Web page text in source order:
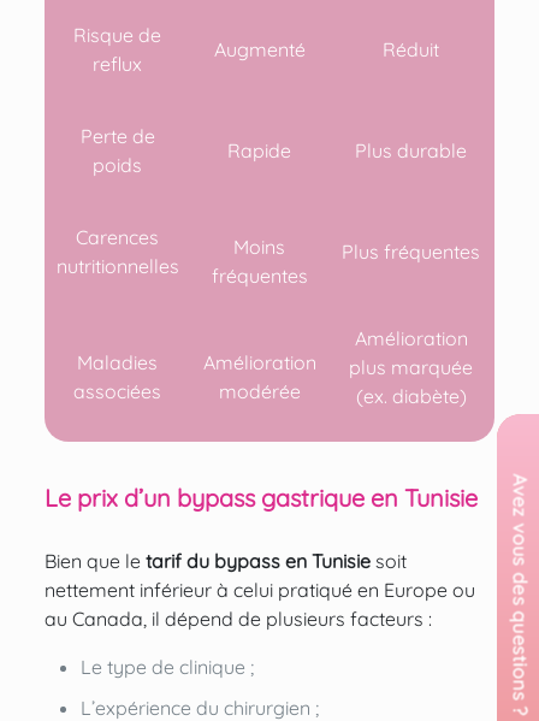
Risque de
reflux
Augmenté Réduit
Perte de
poids
Rapide Plus durable
Carences
nutritionnelles
Moins
fréquentes
Plus fréquentes
Maladies
associées
Amélioration
modérée
Amélioration
plus marquée
(ex. diabète)
Le prix d’un bypass gastrique en Tunisie
Bien que le tarif du bypass en Tunisiesoit
nettement inférieur à celui pratiqué en Europe ou
au Canada, il dépend de plusieurs facteurs :
Le type de clinique ;
L’expérience du chirurgien ;